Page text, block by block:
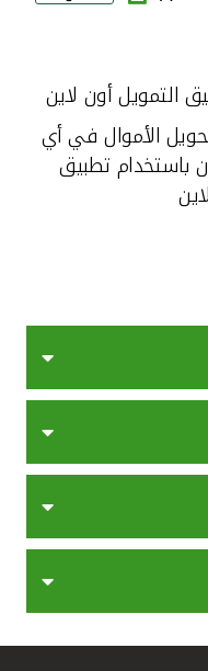
التمويل أون لاين
الأموال في أي
باستخدام تطبيق